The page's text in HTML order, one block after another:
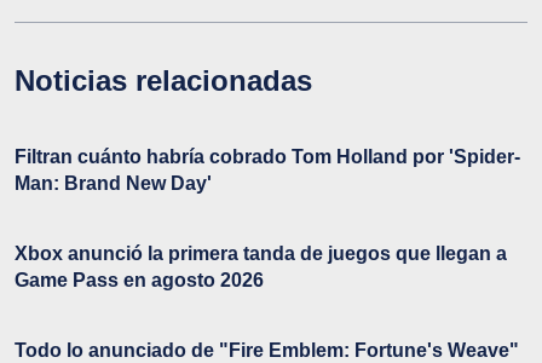
Noticias relacionadas
Filtran cuánto habría cobrado Tom Holland por 'Spider-
Man: Brand New Day'
Xbox anunció la primera tanda de juegos que llegan a
Game Pass en agosto 2026
Todo lo anunciado de "Fire Emblem: Fortune's Weave"